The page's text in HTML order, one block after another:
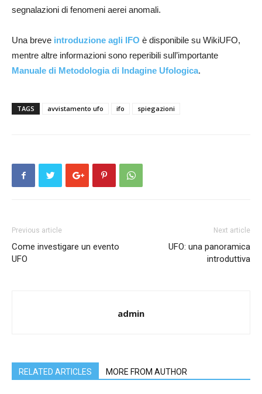
segnalazioni di fenomeni aerei anomali.
Una breve introduzione agli IFO è disponibile su WikiUFO,
mentre altre informazioni sono reperibili sull’importante
Manuale di Metodologia di Indagine Ufologica.
TAGS avvistamento ufo ifo spiegazioni
Previous article
Come investigare un evento
UFO
Next article
UFO: una panoramica
introduttiva
admin
RELATED ARTICLES MORE FROM AUTHOR